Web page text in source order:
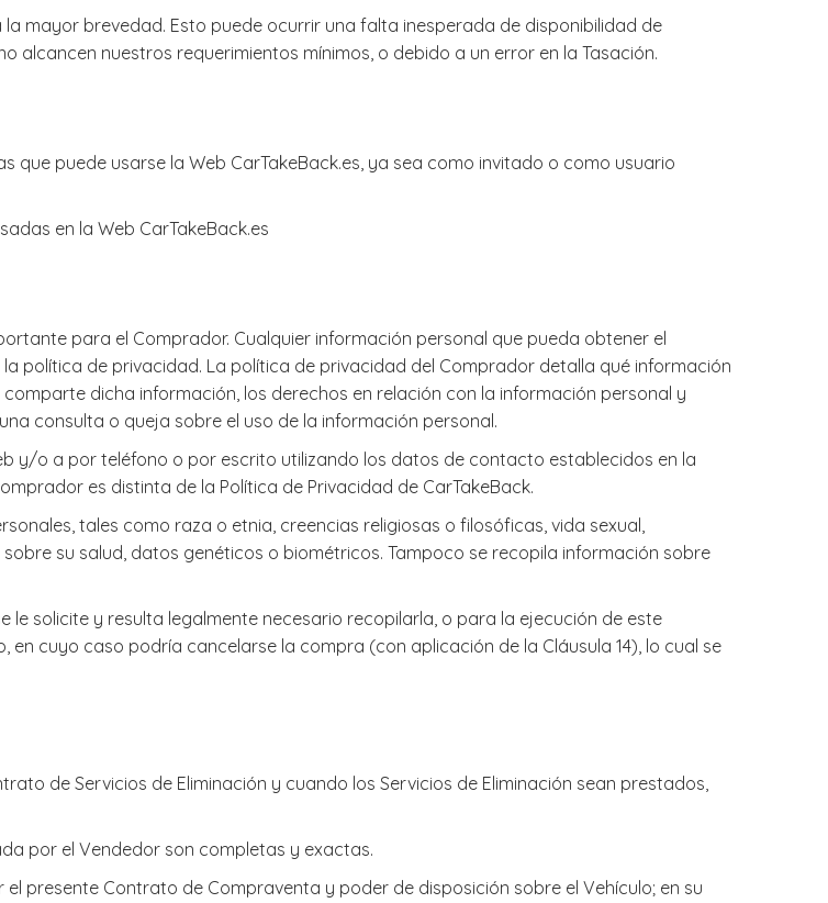
mayor brevedad. Esto puede ocurrir una falta inesperada de disponibilidad de
alcancen nuestros requerimientos mínimos, o debido a un error en la Tasación.
que puede usarse la Web CarTakeBack.es, ya sea como invitado o como usuario
en la Web CarTakeBack.es
para el Comprador. Cualquier información personal que pueda obtener el
política de privacidad. La política de privacidad del Comprador detalla qué información
dicha información, los derechos en relación con la información personal y
consulta o queja sobre el uso de la información personal.
y/o a por teléfono o por escrito utilizando los datos de contacto establecidos en la
es distinta de la Política de Privacidad de CarTakeBack.
tales como raza o etnia, creencias religiosas o filosóficas, vida sexual,
su salud, datos genéticos o biométricos. Tampoco se recopila información sobre
le solicite y resulta legalmente necesario recopilarla, o para la ejecución de este
cuyo caso podría cancelarse la compra (con aplicación de la Cláusula 14), lo cual se
de Servicios de Eliminación y cuando los Servicios de Eliminación sean prestados,
por el Vendedor son completas y exactas.
presente Contrato de Compraventa y poder de disposición sobre el Vehículo; en su